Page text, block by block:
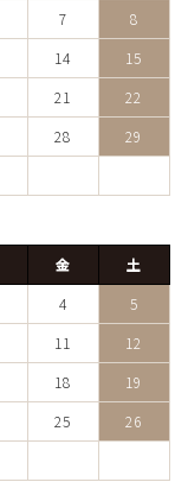
7
8
14
15
21
22
28
29
金
土
4
5
11
12
18
19
25
26